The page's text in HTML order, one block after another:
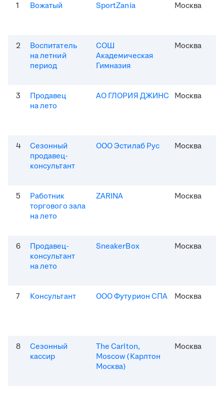
1 Вожатый SportZania Москва
2
Воспитатель
на летний
период
СОШ
Академическая
Гимназия
Москва
3
Продавец
на лето
АО ГЛОРИЯ ДЖИНС Москва
4
Сезонный
продавец-
консультант
ООО Эстилаб Рус Москва
5
Работник
торгового зала
на лето
ZARINA Москва
6
Продавец-
консультант
на лето
SneakerBox Москва
7 Консультант ООО Футурион СПА Москва
8
Сезонный
кассир
The Carlton,
Moscow (Карлтон
Москва)
Москва